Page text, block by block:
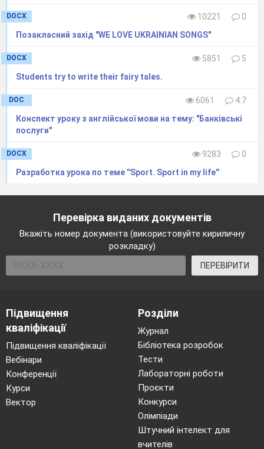
DOCX 10221
0
Позакласний захід "WE LOVE UKRAINIAN SONGS"
DOCX 5851
5
Students try to write their fairy tales.
DOC 6061
4.7
Конспект уроку з англійської мови на тему: "Банківські
послуги"
DOCX 9283
0
Разработка урока по теме ''Sport. Sport in my life''
Перевірка виданих документів
Вкажіть номер документа (використовуйте кириличну
розкладку)
ПЕРЕВІРИТИ
Підвищення
кваліфікації
Підвищення кваліфікації
Вебінари
Конференції
Курси
Вектор
Розділи
Журнал
Бібліотека розробок
Тести
Лабораторні роботи
Проєкти
Конкурси
Олімпіади
Штучний інтелект для
вчителів